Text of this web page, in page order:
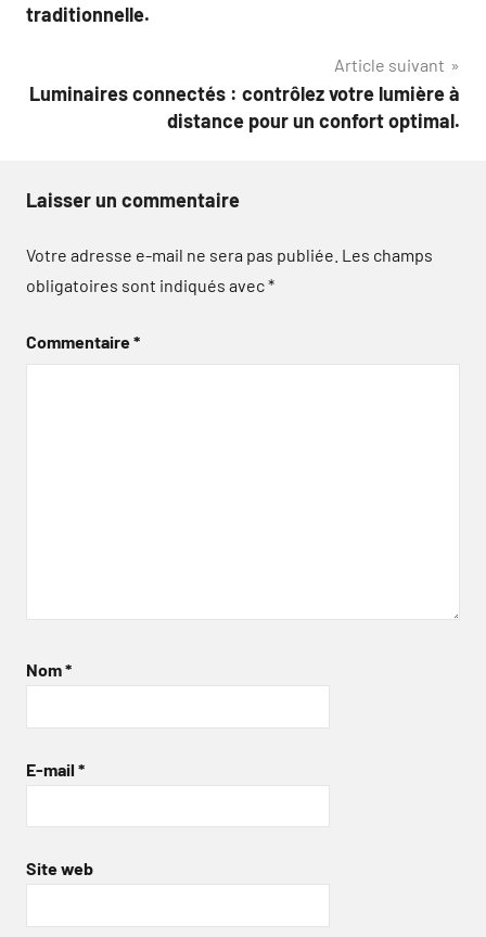
l’article
traditionnelle.
Article suivant
Luminaires connectés : contrôlez votre lumière à
distance pour un confort optimal.
Laisser un commentaire
Votre adresse e-mail ne sera pas publiée. Les champs
obligatoires sont indiqués avec*
Commentaire*
Nom*
E-mail *
Site web